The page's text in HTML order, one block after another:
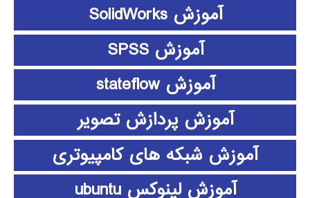
آموزش SolidWorks
آموزش SPSS
آموزش stateflow
آموزش پردازش تصویر
آموزش شبکه های کامپیوتری
آموزش لینوکس ubuntu